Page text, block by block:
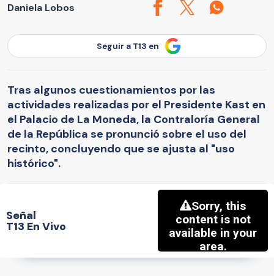
Daniela Lobos
Seguir a T13 en
Tras algunos cuestionamientos por las
actividades realizadas por el Presidente Kast en
el Palacio de La Moneda, la Contraloría General
de la República se pronunció sobre el uso del
recinto, concluyendo que se ajusta al "uso
histórico".
Señal
T13 En Vivo